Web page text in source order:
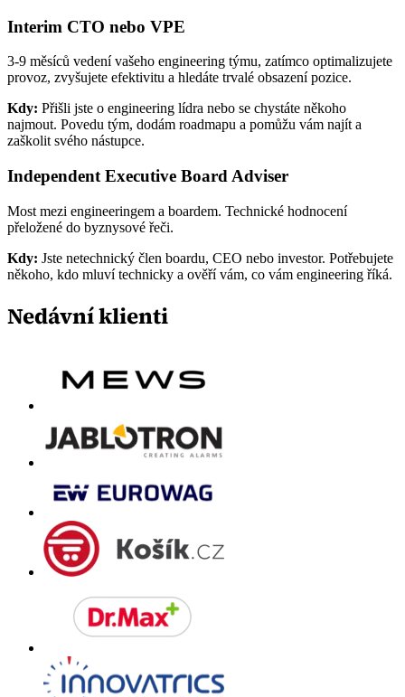
Interim CTO nebo VPE
3-9 měsíců vedení vašeho engineering týmu, zatímco optimalizujete
provoz, zvyšujete efektivitu a hledáte trvalé obsazení pozice.
Kdy: Přišli jste o engineering lídra nebo se chystáte někoho
najmout. Povedu tým, dodám roadmapu a pomůžu vám najít a
zaškolit svého nástupce.
Independent Executive Board Adviser
Most mezi engineeringem a boardem. Technické hodnocení
přeložené do byznysové řeči.
Kdy: Jste netechnický člen boardu, CEO nebo investor. Potřebujete
někoho, kdo mluví technicky a ověří vám, co vám engineering říká.
Nedávní klienti